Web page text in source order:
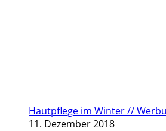
Hautpflege im Winter //
11. Dezember 2018